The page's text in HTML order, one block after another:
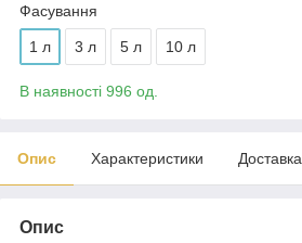
Фасування
1 л 3 л 5 л 10 л
В наявності 996 од.
Опис Характеристики Доставка
Опис